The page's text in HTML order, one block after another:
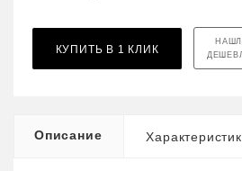
КУПИТЬ В 1 КЛИК
Описание